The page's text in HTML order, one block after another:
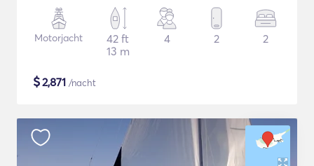
Motorjacht
42 ft
13 m
4 2 2
$2,871 /nacht